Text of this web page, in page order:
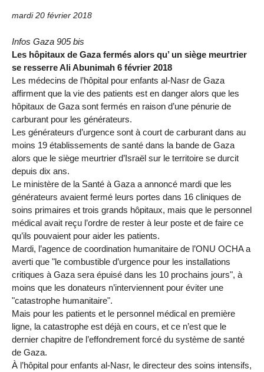
mardi 20 février 2018
Infos Gaza 905 bis
Les hôpitaux de Gaza fermés alors qu’ un siège meurtrier
se resserre Ali Abunimah 6 février 2018
Les médecins de l’hôpital pour enfants al-Nasr de Gaza
affirment que la vie des patients est en danger alors que les
hôpitaux de Gaza sont fermés en raison d’une pénurie de
carburant pour les générateurs.
Les générateurs d’urgence sont à court de carburant dans au
moins 19 établissements de santé dans la bande de Gaza
alors que le siège meurtrier d’Israël sur le territoire se durcit
depuis dix ans.
Le ministère de la Santé à Gaza a annoncé mardi que les
générateurs avaient fermé leurs portes dans 16 cliniques de
soins primaires et trois grands hôpitaux, mais que le personnel
médical avait reçu l’ordre de rester à leur poste et de faire ce
qu’ils pouvaient pour aider les patients.
Mardi, l’agence de coordination humanitaire de l’ONU OCHA a
averti que "le combustible d’urgence pour les installations
critiques à Gaza sera épuisé dans les 10 prochains jours", à
moins que les donateurs n’interviennent pour éviter une
"catastrophe humanitaire".
Mais pour les patients et le personnel médical en première
ligne, la catastrophe est déjà en cours, et ce n’est que le
dernier chapitre de l’effondrement forcé du système de santé
de Gaza.
À l’hôpital pour enfants al-Nasr, le directeur des soins intensifs,